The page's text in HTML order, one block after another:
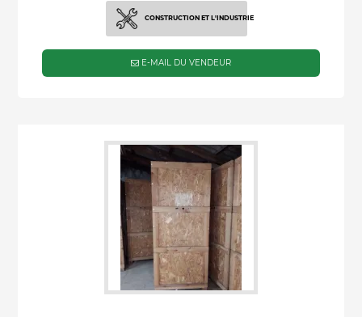
CONSTRUCTION ET L'INDUSTRIE
E-MAIL DU VENDEUR